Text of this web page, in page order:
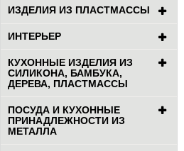
ИЗДЕЛИЯ ИЗ ПЛАСТМАССЫ
ИНТЕРЬЕР
КУХОННЫЕ ИЗДЕЛИЯ ИЗ
СИЛИКОНА, БАМБУКА,
ДЕРЕВА, ПЛАСТМАССЫ
ПОСУДА И КУХОННЫЕ
ПРИНАДЛЕЖНОСТИ ИЗ
МЕТАЛЛА